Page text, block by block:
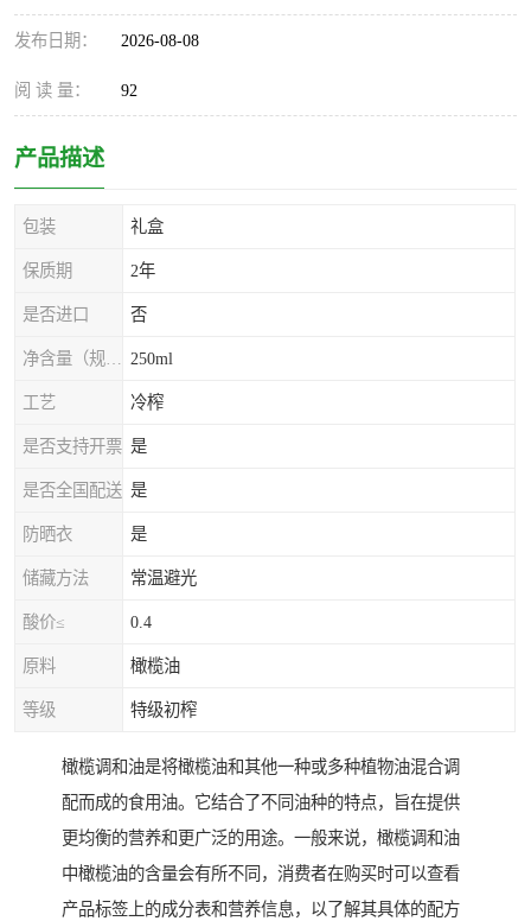
发布日期： 2026-08-08
阅 读 量： 92
产品描述
包装 礼盒
保质期 2年
是否进口 否
250ml
工艺 冷榨
是否支持开票 是
是否全国配送 是
防晒衣 是
储藏方法 常温避光
酸价≤ 0.4
原料 橄榄油
等级 特级初榨
橄榄调和油是将橄榄油和其他一种或多种植物油混合调
配而成的食用油。它结合了不同油种的特点，旨在提供
更均衡的营养和更广泛的用途。一般来说，橄榄调和油
中橄榄油的含量会有所不同，消费者在购买时可以查看
产品标签上的成分表和营养信息，以了解其具体的配方